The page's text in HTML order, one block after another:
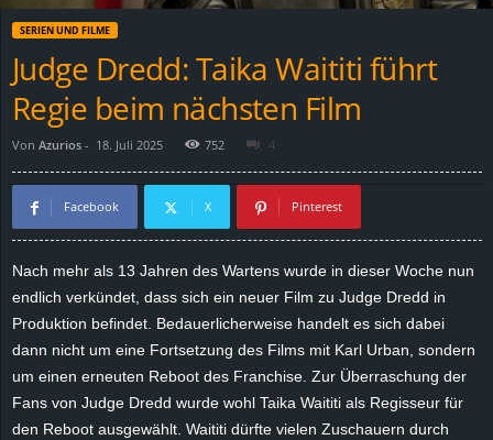
SERIEN UND FILME
Judge Dredd: Taika Waititi führt
Regie beim nächsten Film
Von Azurios - 18. Juli 2025 752 4
Facebook X Pinterest
Nach mehr als 13 Jahren des Wartens wurde in dieser Woche nun
endlich verkündet, dass sich ein neuer Film zu Judge Dredd in
Produktion befindet. Bedauerlicherweise handelt es sich dabei
dann nicht um eine Fortsetzung des Films mit Karl Urban, sondern
um einen erneuten Reboot des Franchise. Zur Überraschung der
Fans von Judge Dredd wurde wohl Taika Waititi als Regisseur für
den Reboot ausgewählt. Waititi dürfte vielen Zuschauern durch